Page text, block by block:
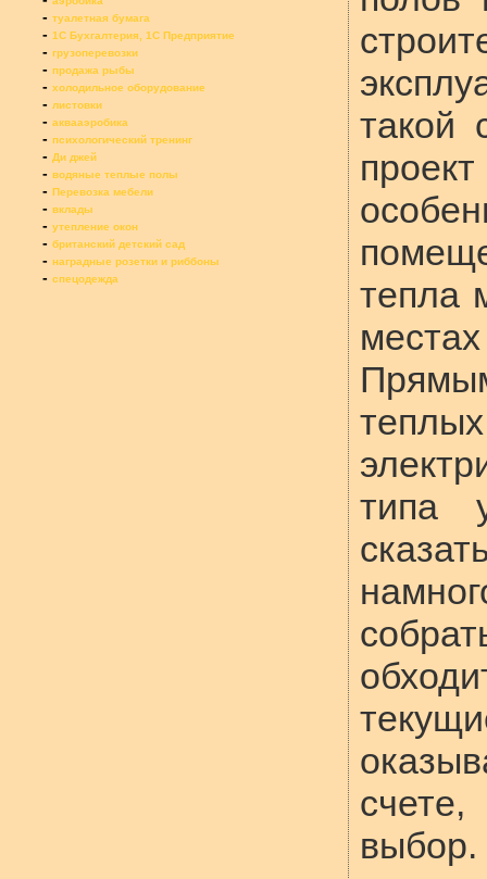
- туалетная бумага
- 1С Бухгалтерия, 1С Предприятие
- грузоперевозки
- продажа рыбы
- холодильное оборудование
- листовки
- аквааэробика
- психологический тренинг
- Ди джей
- водяные теплые полы
- Перевозка мебели
- вклады
- утепление окон
- британский детский сад
- наградные розетки и риббоны
- спецодежда
такой
тепла
типа